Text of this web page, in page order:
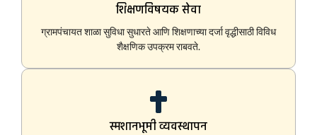
शिक्षणविषयक सेवा
ग्रामपंचायत शाळा सुविधा सुधारते आणि शिक्षणाच्या दर्जा वृद्धीसाठी विविध
शैक्षणिक उपक्रम राबवते.
स्मशानभूमी व्यवस्थापन